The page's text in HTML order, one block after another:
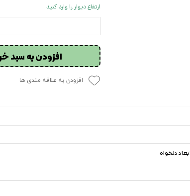
ارتفاع دیوار را وارد کنید
افزودن به سبد
افزودن به علاقه مندی ها
دلخواه